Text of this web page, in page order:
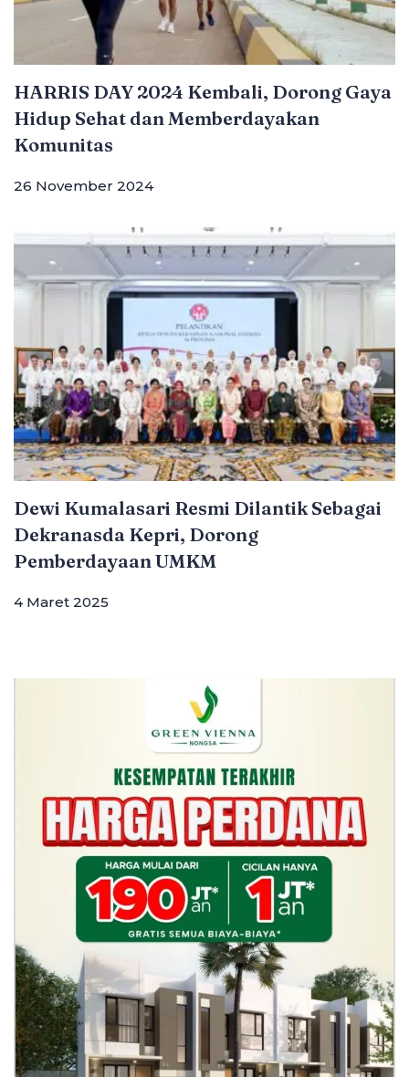
HARRIS DAY 2024 Kembali, Dorong Gaya
Hidup Sehat dan Memberdayakan
Komunitas
26 November 2024
Dewi Kumalasari Resmi Dilantik Sebagai
Dekranasda Kepri, Dorong
Pemberdayaan UMKM
4 Maret 2025